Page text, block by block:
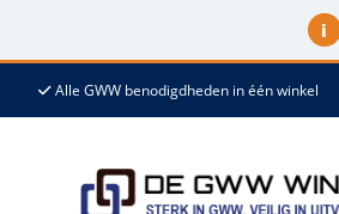
i
Alle GWW benodigdheden in één winkel